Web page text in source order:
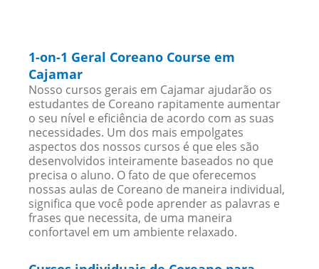
1-on-1 Geral Coreano Course em
Cajamar
Nosso cursos gerais em Cajamar ajudarão os
estudantes de Coreano rapitamente aumentar
o seu nível e eficiência de acordo com as suas
necessidades. Um dos mais empolgates
aspectos dos nossos cursos é que eles são
desenvolvidos inteiramente baseados no que
precisa o aluno. O fato de que oferecemos
nossas aulas de Coreano de maneira individual,
significa que você pode aprender as palavras e
frases que necessita, de uma maneira
confortavel em um ambiente relaxado.